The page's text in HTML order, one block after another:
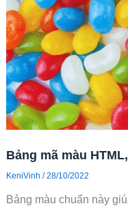
Bảng mã màu
KeniVinh /28/10/2022
Bảng màu chuẩn này